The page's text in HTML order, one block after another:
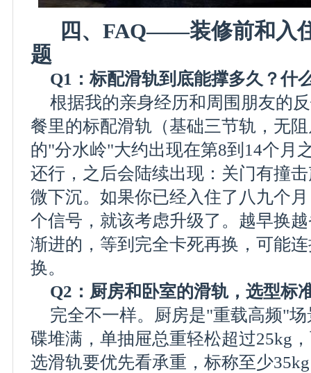
四、FAQ——装修前和入
题
Q1：标配滑轨到底能撑多久？什
根据我的亲身经历和周围朋友的
餐里的标配滑轨（基础三节轨，无
的"分水岭"大约出现在第8到14个月
还行，之后会陆续出现：关门有撞
微下沉。如果你已经入住了八九个
个信号，就该考虑升级了。越早换
渐进的，等到完全卡死再换，可能
换。
Q2：厨房和卧室的滑轨，选型标
完全不一样。厨房是"重载高频"
碟堆满，单抽屉总重轻松超过25kg
选滑轨要优先看承重，标称至少